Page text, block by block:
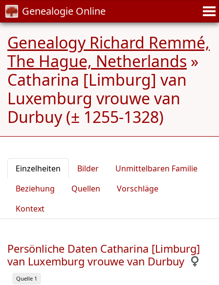
Genealogie Online
Genealogy Richard Remmé,
The Hague, Netherlands »
Catharina [Limburg] van
Luxemburg vrouwe van
Durbuy (± 1255-1328)
Einzelheiten Bilder
Unmittelbaren Familie
Beziehung
Quellen
Vorschläge
Kontext
Persönliche Daten Catharina [Limburg]
van Luxemburg vrouwe van Durbuy
Quelle 1